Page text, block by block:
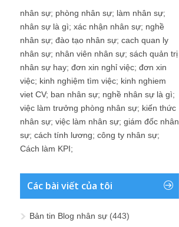
nhân sự; phòng nhân sự; làm nhân sự;
nhân sự là gì; xác nhận nhân sự; nghề
nhân sự; đào tạo nhân sự; cach quan ly
nhân sự; nhân viên nhân sự; sách quản trị
nhân sự hay; đơn xin nghỉ việc; đơn xin
việc; kinh nghiệm tìm việc; kinh nghiem
viet CV; ban nhân sự; nghề nhân sự là gì;
việc làm trưởng phòng nhân sự; kiến thức
nhân sự; việc làm nhân sự; giám đốc nhân
sự; cách tính lương; công ty nhân sự;
Cách làm KPI;
Các bài viết của tôi
Bản tin Blog nhân sự (443)